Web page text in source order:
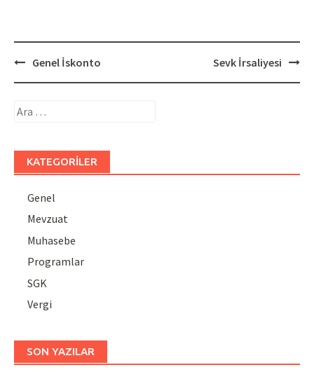
Post
navigation
Genel İskonto Sevk İrsaliyesi
Arama:
KATEGORILER
Genel
Mevzuat
Muhasebe
Programlar
SGK
Vergi
SON YAZILAR